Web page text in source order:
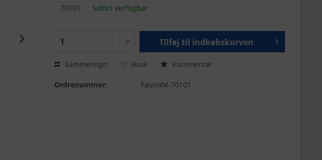
70101
Sofort verfügbar
Tilføj til indkøbskurven
Sammenlign Husk Kommentar
Ordrenummer: FaunaM-70101